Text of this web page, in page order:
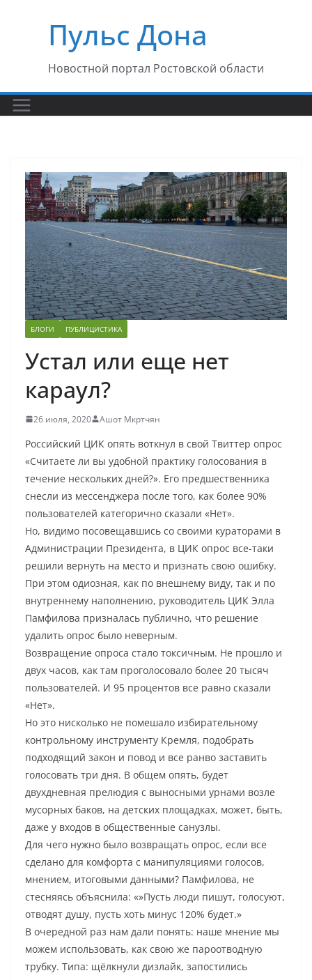
содержимомуПульс Дона
Новостной портал Ростовской области
БЛОГИ ПУБЛИЦИСТИКА
Устал или еще нет
караул?
26 июля, 2020 Ашот Мкртчян
Российский ЦИК опять воткнул в свой Твиттер опрос
«Считаете ли вы удобной практику голосования в
течение нескольких дней?». Его предшественника
снесли из мессенджера после того, как более 90%
пользователей категорично сказали «Нет».
Но, видимо посовещавшись со своими кураторами в
Администрации Президента, в ЦИК опрос все-таки
решили вернуть на место и признать свою ошибку.
При этом одиозная, как по внешнему виду, так и по
внутреннему наполнению, руководитель ЦИК Элла
Памфилова призналась публично, что решение
удалить опрос было неверным.
Возвращение опроса стало токсичным. Не прошло и
двух часов, как там проголосовало более 20 тысяч
пользователей. И 95 процентов все равно сказали
«Нет».
Но это нисколько не помешало избирательному
контрольному инструменту Кремля, подобрать
подходящий закон и повод и все ранво заставить
голосовать три дня. В общем опять, будет
двухдневная прелюдия с выносными урнами возле
мусорных баков, на детских площадках, может, быть,
даже у входов в общественные санузлы.
Для чего нужно было возвращать опрос, если все
сделано для комфорта с манипуляциями голосов,
мнением, итоговыми данными? Памфилова, не
стесняясь объяснила: «»Пусть люди пишут, голосуют,
отводят душу, пусть хоть минус 120% будет.»
В очередной раз нам дали понять: наше мнение мы
можем использовать, как свою же пароотводную
трубку. Типа: щёлкнули дизлайк, запостились